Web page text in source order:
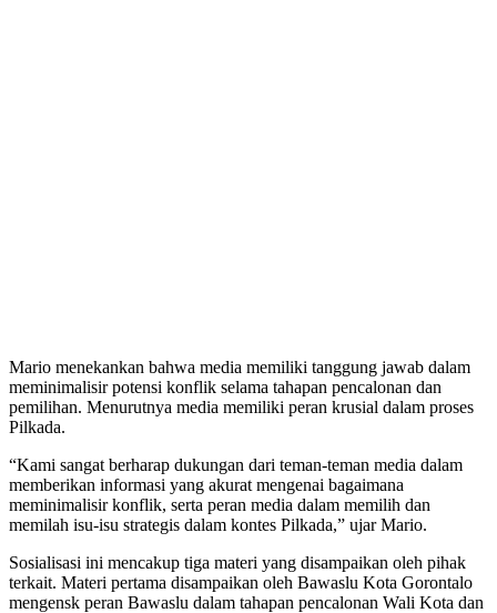
Mario menekankan bahwa media memiliki tanggung jawab dalam
meminimalisir potensi konflik selama tahapan pencalonan dan
pemilihan. Menurutnya media memiliki peran krusial dalam proses
Pilkada.
“Kami sangat berharap dukungan dari teman-teman media dalam
memberikan informasi yang akurat mengenai bagaimana
meminimalisir konflik, serta peran media dalam memilih dan
memilah isu-isu strategis dalam kontes Pilkada,” ujar Mario.
Sosialisasi ini mencakup tiga materi yang disampaikan oleh pihak
terkait. Materi pertama disampaikan oleh Bawaslu Kota Gorontalo
mengensk peran Bawaslu dalam tahapan pencalonan Wali Kota dan